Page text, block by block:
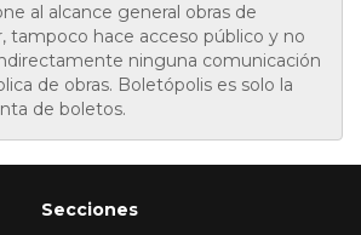
al alcance general obras de
tampoco hace acceso público y no
ninguna comunicación
de obras. Boletópolis es solo la
de boletos.
Secciones